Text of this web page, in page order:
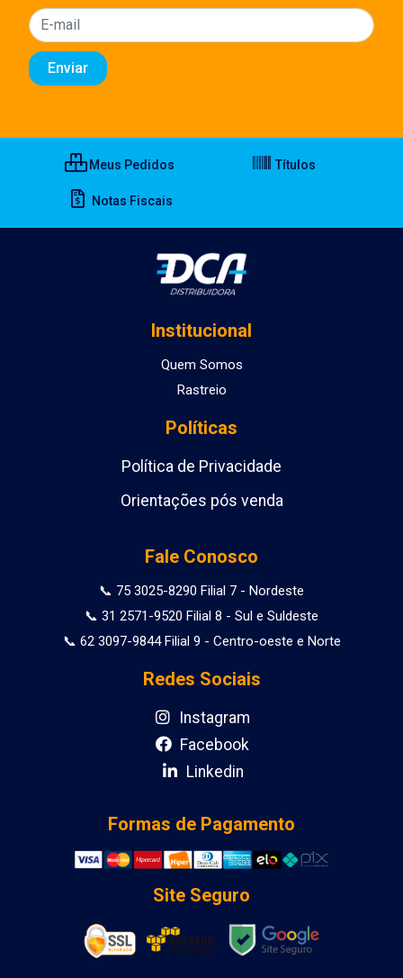
Meus Pedidos Títulos
Notas Fiscais
Institucional
Quem Somos
Rastreio
Políticas
Política de Privacidade
Orientações pós venda
Fale Conosco
📞 75 3025-8290 Filial 7 - Nordeste
📞 31 2571-9520 Filial 8 - Sul e Suldeste
📞 62 3097-9844 Filial 9 - Centro-oeste e Norte
Redes Sociais
Instagram
Facebook
Linkedin
Formas de Pagamento
Site Seguro